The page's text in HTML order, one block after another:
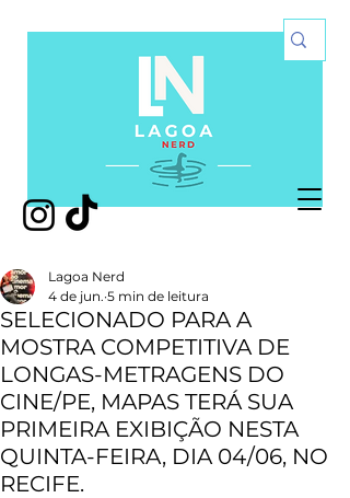
SELECIONADO PARA A
MOSTRA COMPETITIVA DE
LONGAS-METRAGENS DO
CINE/PE, MAPAS TERÁ SUA
PRIMEIRA EXIBIÇÃO NESTA
QUINTA-FEIRA, DIA 04/06, NO
RECIFE.
Lagoa Nerd
4 de jun. 5 min de leitura